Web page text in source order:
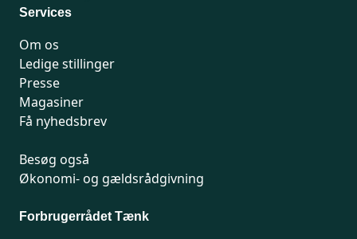
Services
Om os
Ledige stillinger
Presse
Magasiner
Få nyhedsbrev
Besøg også
Økonomi- og gældsrådgivning
Forbrugerrådet Tænk